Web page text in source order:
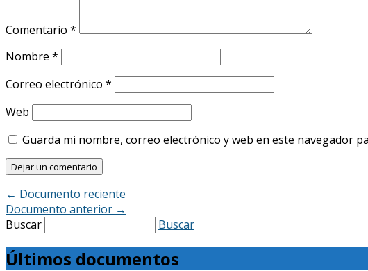
Comentario *
Nombre *
Correo electrónico *
Web
Guarda mi nombre, correo electrónico y web en este navegador
← Documento reciente
Documento anterior →
Buscar
Buscar
Últimos documentos